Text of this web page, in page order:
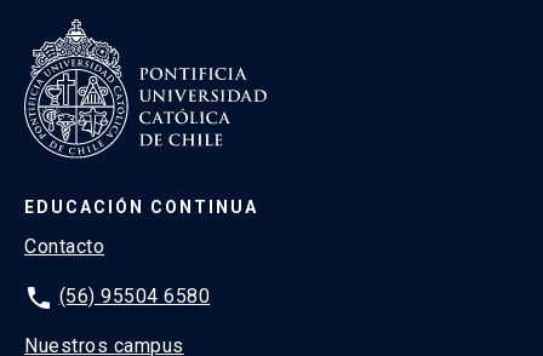
EDUCACIÓN CONTINUA
Contacto
phone (56) 95504 6580
Nuestros campus